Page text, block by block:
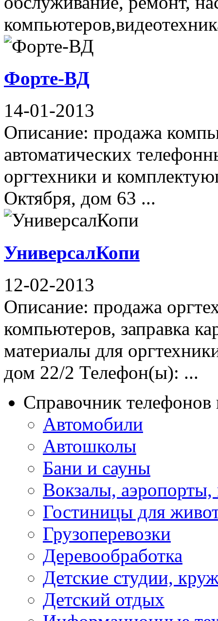
Форте-ВД
14-01-2013
Описание: продажа
автоматических
оргтехники и
Октября, дом 63 ...
УниверсалКопи
12-02-2013
Описание: продажа
компьютеров, заправка
материалы для
дом 22/2 Телефон(ы): ...
Справочник
Автомобили
Автошколы
Бани и сауны
Вокзалы,
Гостиницы для
Грузоперевозки
Деревообработка
Детские студии,
Детский отдых